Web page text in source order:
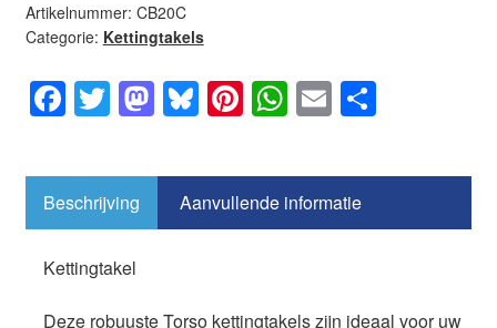
Artikelnummer: CB20C
Categorie: Kettingtakels
F
a
c
e
b
o
o
T
wi
tt
er
M
a
st
d
n
Bl
u
e
sk
y
Pi
nt
er
e
st
W
h
at
s
A
p
E
m
ail
D
e
Beschrijving Aanvullende informatie
Kettingtakel
Deze robuuste Torso kettingtakels zijn ideaal voor uw